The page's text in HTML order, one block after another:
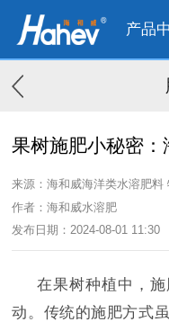
产品
果树施肥小秘密
来源：海和威海洋类水溶肥料
作者：海和威水溶肥
发布日期：2024-08-01 11:30
在果树种植中，
动。传统的施肥方式